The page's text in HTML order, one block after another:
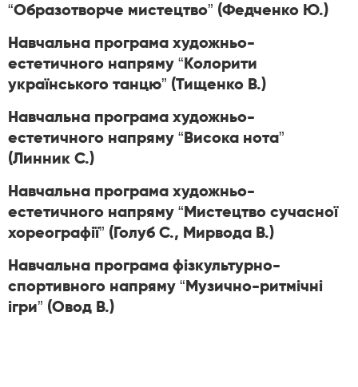
“Образотворче мистецтво” (Федченко Ю.)
Навчальна програма художньо-
естетичного напряму “Колорити
українського танцю” (Тищенко В.)
Навчальна програма художньо-
естетичного напряму “Висока нота”
(Линник С.)
Навчальна програма художньо-
естетичного напряму “Мистецтво сучасної
хореографії” (Голуб С., Мирвода В.)
Навчальна програма фізкультурно-
спортивного напряму “Музично-ритмічні
ігри” (Овод В.)